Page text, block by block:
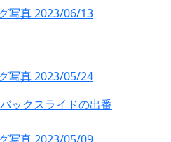
ックスライドの出番